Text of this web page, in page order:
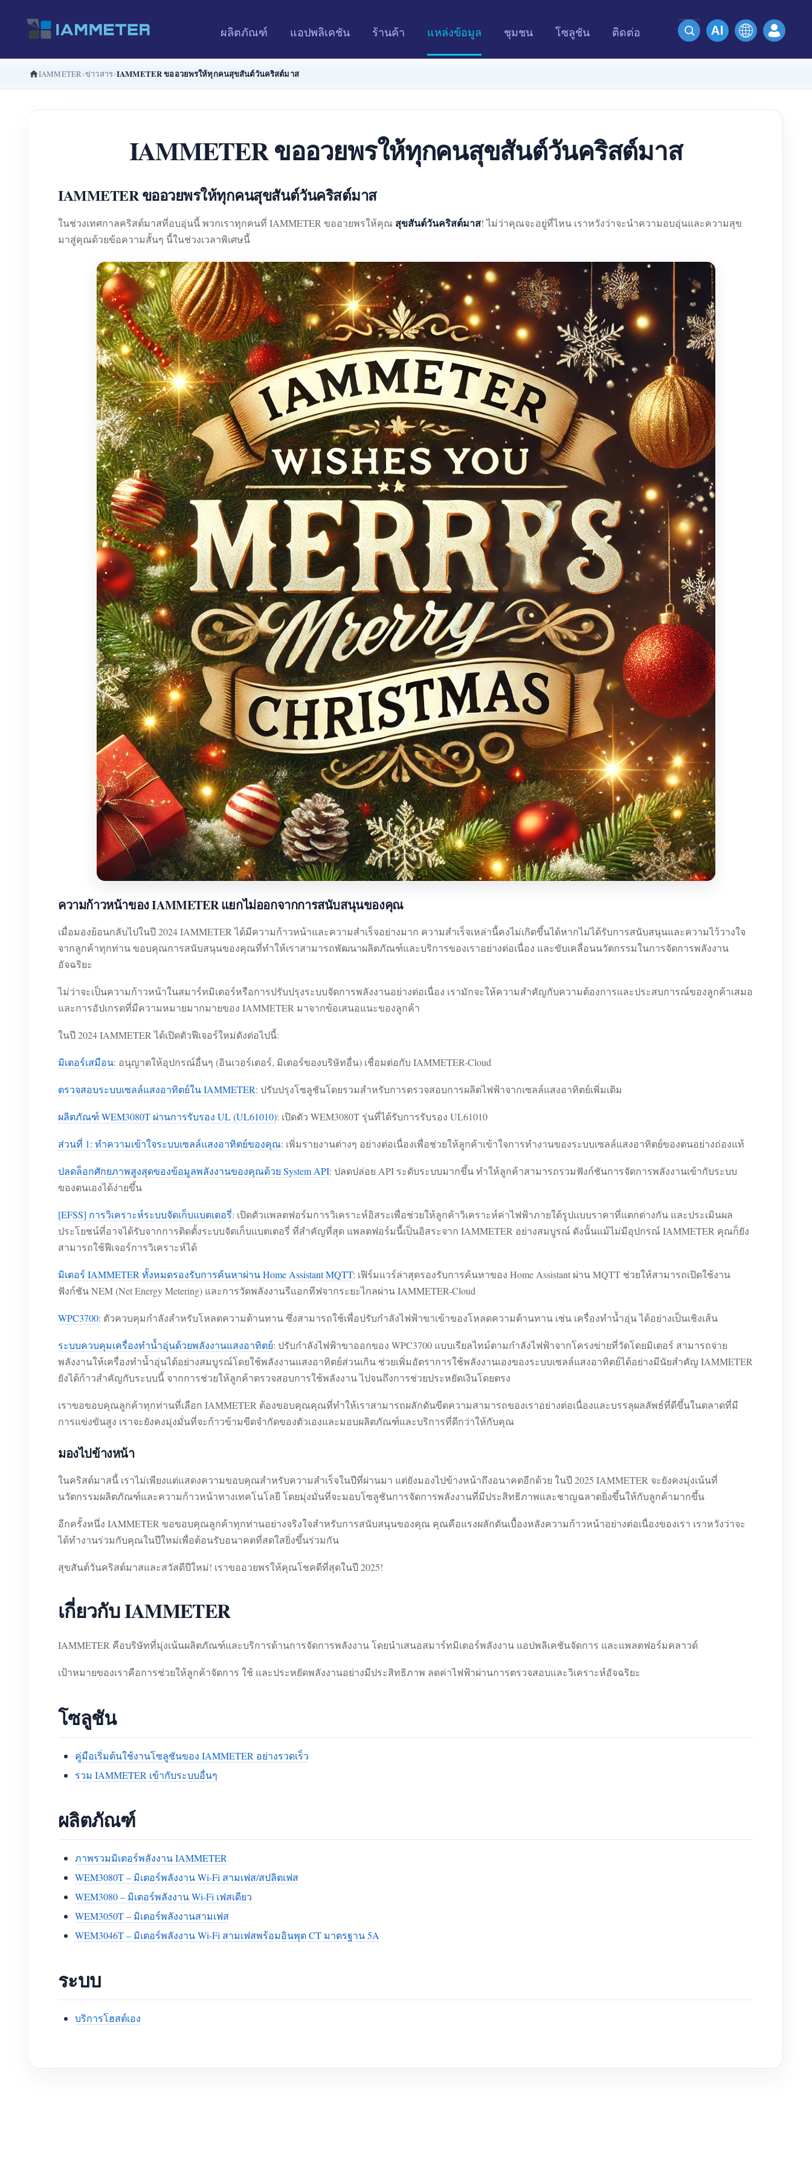
ผลิตภัณฑ์ แอปพลิเคชัน ร้านค้า แหล่งข้อมูล ชุมชน โซลูชัน ติดต่อ
IAMMETER ข่าวสาร IAMMETER ขออวยพรให้ทุกคนสุขสันต์วันคริสต์มาส
IAMMETER ขออวยพรให้ทุกคนสุขสันต์วันคริสต์มาส
IAMMETER ขออวยพรให้ทุกคนสุขสันต์วันคริสต์มาส
ในช่วงเทศกาลคริสต์มาสที่อบอุ่นนี้ พวกเราทุกคนที่ IAMMETER ขออวยพรให้คุณ สุขสันต์วันคริสต์มาส! ไม่ว่าคุณจะอยู่ที่ไหน เราหวังว่าจะนำความอบอุ่นและความสุข
มาสู่คุณด้วยข้อความสั้นๆ นี้ในช่วงเวลาพิเศษนี้
ความก้าวหน้าของ IAMMETER แยกไม่ออกจากการสนับสนุนของคุณ
เมื่อมองย้อนกลับไปในปี 2024 IAMMETER ได้มีความก้าวหน้าและความสำเร็จอย่างมาก ความสำเร็จเหล่านี้คงไม่เกิดขึ้นได้หากไม่ได้รับการสนับสนุนและความไว้วางใจ
จากลูกค้าทุกท่าน ขอบคุณการสนับสนุนของคุณที่ทำให้เราสามารถพัฒนาผลิตภัณฑ์และบริการของเราอย่างต่อเนื่อง และขับเคลื่อนนวัตกรรมในการจัดการพลังงาน
อัจฉริยะ
ไม่ว่าจะเป็นความก้าวหน้าในสมาร์ทมิเตอร์หรือการปรับปรุงระบบจัดการพลังงานอย่างต่อเนื่อง เรามักจะให้ความสำคัญกับความต้องการและประสบการณ์ของลูกค้าเสมอ
และการอัปเกรดที่มีความหมายมากมายของ IAMMETER มาจากข้อเสนอแนะของลูกค้า
ในปี 2024 IAMMETER ได้เปิดตัวฟีเจอร์ใหม่ดังต่อไปนี้:
มิเตอร์เสมือน: อนุญาตให้อุปกรณ์อื่นๆ (อินเวอร์เตอร์, มิเตอร์ของบริษัทอื่น) เชื่อมต่อกับ IAMMETER-Cloud
ตรวจสอบระบบเซลล์แสงอาทิตย์ใน IAMMETER: ปรับปรุงโซลูชันโดยรวมสำหรับการตรวจสอบการผลิตไฟฟ้าจากเซลล์แสงอาทิตย์เพิ่มเติม
ผลิตภัณฑ์ WEM3080T ผ่านการรับรอง UL (UL61010): เปิดตัว WEM3080T รุ่นที่ได้รับการรับรอง UL61010
ส่วนที่ 1: ทำความเข้าใจระบบเซลล์แสงอาทิตย์ของคุณ: เพิ่มรายงานต่างๆ อย่างต่อเนื่องเพื่อช่วยให้ลูกค้าเข้าใจการทำงานของระบบเซลล์แสงอาทิตย์ของตนอย่างถ่องแท้
ปลดล็อกศักยภาพสูงสุดของข้อมูลพลังงานของคุณด้วย System API: ปลดปล่อย API ระดับระบบมากขึ้น ทำให้ลูกค้าสามารถรวมฟังก์ชันการจัดการพลังงานเข้ากับระบบ
ของตนเองได้ง่ายขึ้น
[EFSS] การวิเคราะห์ระบบจัดเก็บแบตเตอรี่: เปิดตัวแพลตฟอร์มการวิเคราะห์อิสระเพื่อช่วยให้ลูกค้าวิเคราะห์ค่าไฟฟ้าภายใต้รูปแบบราคาที่แตกต่างกัน และประเมินผล
ประโยชน์ที่อาจได้รับจากการติดตั้งระบบจัดเก็บแบตเตอรี่ ที่สำคัญที่สุด แพลตฟอร์มนี้เป็นอิสระจาก IAMMETER อย่างสมบูรณ์ ดังนั้นแม้ไม่มีอุปกรณ์ IAMMETER คุณก็ยัง
สามารถใช้ฟีเจอร์การวิเคราะห์ได้
มิเตอร์ IAMMETER ทั้งหมดรองรับการค้นหาผ่าน Home Assistant MQTT: เฟิร์มแวร์ล่าสุดรองรับการค้นหาของ Home Assistant ผ่าน MQTT ช่วยให้สามารถเปิดใช้งาน
ฟังก์ชัน NEM (Net Energy Metering) และการวัดพลังงานรีแอกทีฟจากระยะไกลผ่าน IAMMETER-Cloud
WPC3700: ตัวควบคุมกำลังสำหรับโหลดความต้านทาน ซึ่งสามารถใช้เพื่อปรับกำลังไฟฟ้าขาเข้าของโหลดความต้านทาน เช่น เครื่องทำน้ำอุ่น ได้อย่างเป็นเชิงเส้น
ระบบควบคุมเครื่องทำน้ำอุ่นด้วยพลังงานแสงอาทิตย์: ปรับกำลังไฟฟ้าขาออกของ WPC3700 แบบเรียลไทม์ตามกำลังไฟฟ้าจากโครงข่ายที่วัดโดยมิเตอร์ สามารถจ่าย
พลังงานให้เครื่องทำน้ำอุ่นได้อย่างสมบูรณ์โดยใช้พลังงานแสงอาทิตย์ส่วนเกิน ช่วยเพิ่มอัตราการใช้พลังงานเองของระบบเซลล์แสงอาทิตย์ได้อย่างมีนัยสำคัญ IAMMETER
ยังได้ก้าวสำคัญกับระบบนี้ จากการช่วยให้ลูกค้าตรวจสอบการใช้พลังงาน ไปจนถึงการช่วยประหยัดเงินโดยตรง
เราขอขอบคุณลูกค้าทุกท่านที่เลือก IAMMETER ต้องขอบคุณคุณที่ทำให้เราสามารถผลักดันขีดความสามารถของเราอย่างต่อเนื่องและบรรลุผลลัพธ์ที่ดีขึ้นในตลาดที่มี
การแข่งขันสูง เราจะยังคงมุ่งมั่นที่จะก้าวข้ามขีดจำกัดของตัวเองและมอบผลิตภัณฑ์และบริการที่ดีกว่าให้กับคุณ
มองไปข้างหน้า
ในคริสต์มาสนี้ เราไม่เพียงแต่แสดงความขอบคุณสำหรับความสำเร็จในปีที่ผ่านมา แต่ยังมองไปข้างหน้าถึงอนาคตอีกด้วย ในปี 2025 IAMMETER จะยังคงมุ่งเน้นที่
นวัตกรรมผลิตภัณฑ์และความก้าวหน้าทางเทคโนโลยี โดยมุ่งมั่นที่จะมอบโซลูชันการจัดการพลังงานที่มีประสิทธิภาพและชาญฉลาดยิ่งขึ้นให้กับลูกค้ามากขึ้น
อีกครั้งหนึ่ง IAMMETER ขอขอบคุณลูกค้าทุกท่านอย่างจริงใจสำหรับการสนับสนุนของคุณ คุณคือแรงผลักดันเบื้องหลังความก้าวหน้าอย่างต่อเนื่องของเรา เราหวังว่าจะ
ได้ทำงานร่วมกับคุณในปีใหม่เพื่อต้อนรับอนาคตที่สดใสยิ่งขึ้นร่วมกัน
สุขสันต์วันคริสต์มาสและสวัสดีปีใหม่! เราขออวยพรให้คุณโชคดีที่สุดในปี 2025!
เกี่ยวกับ IAMMETER
IAMMETER คือบริษัทที่มุ่งเน้นผลิตภัณฑ์และบริการด้านการจัดการพลังงาน โดยนำเสนอสมาร์ทมิเตอร์พลังงาน แอปพลิเคชันจัดการ และแพลตฟอร์มคลาวด์
เป้าหมายของเราคือการช่วยให้ลูกค้าจัดการ ใช้ และประหยัดพลังงานอย่างมีประสิทธิภาพ ลดค่าไฟฟ้าผ่านการตรวจสอบและวิเคราะห์อัจฉริยะ
โซลูชัน
คู่มือเริ่มต้นใช้งานโซลูชันของ IAMMETER อย่างรวดเร็ว
รวม IAMMETER เข้ากับระบบอื่นๆ
ผลิตภัณฑ์
ภาพรวมมิเตอร์พลังงาน IAMMETER
WEM3080T – มิเตอร์พลังงาน Wi-Fi สามเฟส/สปลิตเฟส
WEM3080 – มิเตอร์พลังงาน Wi-Fi เฟสเดียว
WEM3050T – มิเตอร์พลังงานสามเฟส
WEM3046T – มิเตอร์พลังงาน Wi-Fi สามเฟสพร้อมอินพุต CT มาตรฐาน 5A
ระบบ
บริการโฮสต์เอง